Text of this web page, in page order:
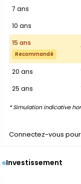
7 ans
10 ans
15 ans
Recommandé
20 ans
25 ans
* Simulation indicative
Connectez-vous
Investissement